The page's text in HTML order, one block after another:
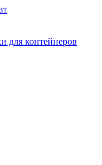
для контейнеров